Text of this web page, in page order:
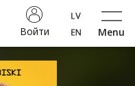
Menu
Войти